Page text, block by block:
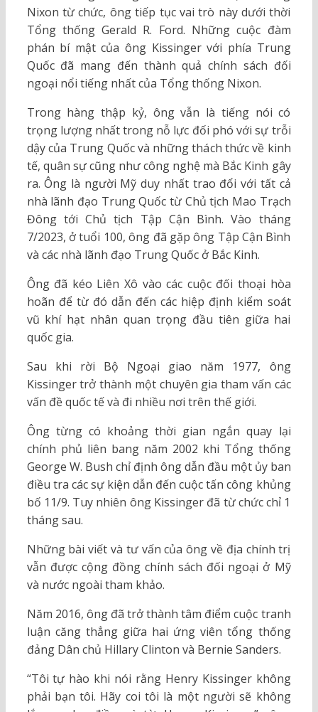
Nixon từ chức, ông tiếp tục vai trò này dưới thời
Tổng thống Gerald R. Ford. Những cuộc đàm
phán bí mật của ông Kissinger với phía Trung
Quốc đã mang đến thành quả chính sách đối
ngoại nổi tiếng nhất của Tổng thống Nixon.
Trong hàng thập kỷ, ông vẫn là tiếng nói có
trọng lượng nhất trong nỗ lực đối phó với sự trỗi
dậy của Trung Quốc và những thách thức về kinh
tế, quân sự cũng như công nghệ mà Bắc Kinh gây
ra. Ông là người Mỹ duy nhất trao đổi với tất cả
nhà lãnh đạo Trung Quốc từ Chủ tịch Mao Trạch
Đông tới Chủ tịch Tập Cận Bình. Vào tháng
7/2023, ở tuổi 100, ông đã gặp ông Tập Cận Bình
và các nhà lãnh đạo Trung Quốc ở Bắc Kinh.
Ông đã kéo Liên Xô vào các cuộc đối thoại hòa
hoãn để từ đó dẫn đến các hiệp định kiểm soát
vũ khí hạt nhân quan trọng đầu tiên giữa hai
quốc gia.
Sau khi rời Bộ Ngoại giao năm 1977, ông
Kissinger trở thành một chuyên gia tham vấn các
vấn đề quốc tế và đi nhiều nơi trên thế giới.
Ông từng có khoảng thời gian ngắn quay lại
chính phủ liên bang năm 2002 khi Tổng thống
George W. Bush chỉ định ông dẫn đầu một ủy ban
điều tra các sự kiện dẫn đến cuộc tấn công khủng
bố 11/9. Tuy nhiên ông Kissinger đã từ chức chỉ 1
tháng sau.
Những bài viết và tư vấn của ông về địa chính trị
vẫn được cộng đồng chính sách đối ngoại ở Mỹ
và nước ngoài tham khảo.
Năm 2016, ông đã trở thành tâm điểm cuộc tranh
luận căng thẳng giữa hai ứng viên tổng thống
đảng Dân chủ Hillary Clinton và Bernie Sanders.
“Tôi tự hào khi nói rằng Henry Kissinger không
phải bạn tôi. Hãy coi tôi là một người sẽ không